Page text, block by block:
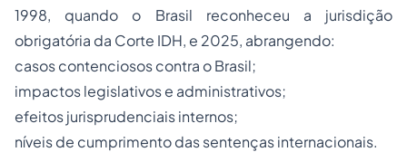
1998, quando o Brasil reconheceu a jurisdição
obrigatória da Corte IDH, e 2025, abrangendo:
casos contenciosos contra o Brasil;
impactos legislativos e administrativos;
efeitos jurisprudenciais internos;
níveis de cumprimento das sentenças internacionais.